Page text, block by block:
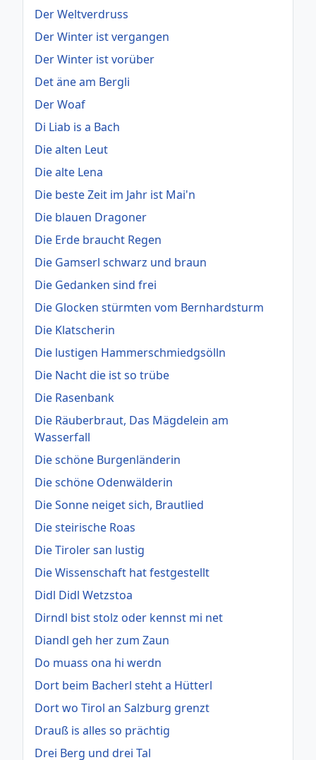
Der Weltverdruss
Der Winter ist vergangen
Der Winter ist vorüber
Det äne am Bergli
Der Woaf
Di Liab is a Bach
Die alten Leut
Die alte Lena
Die beste Zeit im Jahr ist Mai'n
Die blauen Dragoner
Die Erde braucht Regen
Die Gamserl schwarz und braun
Die Gedanken sind frei
Die Glocken stürmten vom Bernhardsturm
Die Klatscherin
Die lustigen Hammerschmiedgsölln
Die Nacht die ist so trübe
Die Rasenbank
Die Räuberbraut, Das Mägdelein am
Wasserfall
Die schöne Burgenländerin
Die schöne Odenwälderin
Die Sonne neiget sich, Brautlied
Die steirische Roas
Die Tiroler san lustig
Die Wissenschaft hat festgestellt
Didl Didl Wetzstoa
Dirndl bist stolz oder kennst mi net
Diandl geh her zum Zaun
Do muass ona hi werdn
Dort beim Bacherl steht a Hütterl
Dort wo Tirol an Salzburg grenzt
Drauß is alles so prächtig
Drei Berg und drei Tal